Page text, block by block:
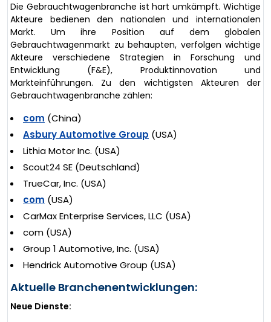
Die Gebrauchtwagenbranche ist hart umkämpft. Wichtige
Akteure bedienen den nationalen und internationalen
Markt. Um ihre Position auf dem globalen
Gebrauchtwagenmarkt zu behaupten, verfolgen wichtige
Akteure verschiedene Strategien in Forschung und
Entwicklung (F&E), Produktinnovation und
Markteinführungen. Zu den wichtigsten Akteuren der
Gebrauchtwagenbranche zählen:
com (China)
Asbury Automotive Group (USA)
Lithia Motor Inc. (USA)
Scout24 SE (Deutschland)
TrueCar, Inc. (USA)
com (USA)
CarMax Enterprise Services, LLC (USA)
com (USA)
Group 1 Automotive, Inc. (USA)
Hendrick Automotive Group (USA)
Aktuelle Branchenentwicklungen:
Neue Dienste: